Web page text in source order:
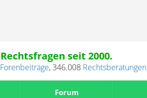
seit 2000.
Forenbeiträge,346.008 Rechtsberatungen
Forum